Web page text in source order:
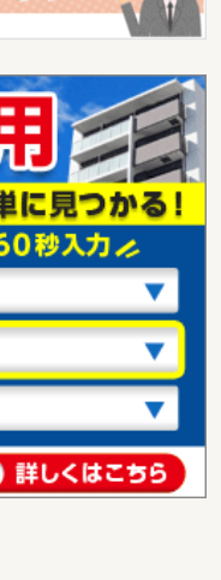
平区平岸六条１２
盤町４丁目
央三輪３丁目